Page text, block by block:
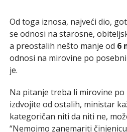
Od toga iznosa, najveći dio,
se odnosi na starosne,
a preostalih nešto manje od 6
odnosi na mirovine po
je.
Na pitanje treba li mirovine
izdvojite od ostalih, ministar
kategoričan niti da niti ne,
“Nemojmo zanemariti